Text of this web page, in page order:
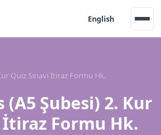
English
Quiz Sınavı İtiraz Formu Hk.
Şubesi) 2. Kur
İtiraz Formu Hk.